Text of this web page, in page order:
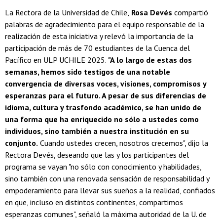
La Rectora de la Universidad de Chile, Rosa Devés compartió
palabras de agradecimiento para el equipo responsable de la
realización de esta iniciativa y relevó la importancia de la
participación de más de 70 estudiantes de la Cuenca del
Pacífico en ULP UCHILE 2025. "A lo largo de estas dos
semanas, hemos sido testigos de una notable
convergencia de diversas voces, visiones, compromisos y
esperanzas para el futuro. A pesar de sus diferencias de
idioma, cultura y trasfondo académico, se han unido de
una forma que ha enriquecido no sólo a ustedes como
individuos, sino también a nuestra institución en su
conjunto. Cuando ustedes crecen, nosotros crecemos", dijo la
Rectora Devés, deseando que las y los participantes del
programa se vayan "no sólo con conocimiento y habilidades,
sino también con una renovada sensación de responsabilidad y
empoderamiento para llevar sus sueños a la realidad, confiados
en que, incluso en distintos continentes, compartimos
esperanzas comunes", señaló la máxima autoridad de la U. de